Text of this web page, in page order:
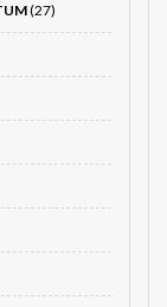
(27)